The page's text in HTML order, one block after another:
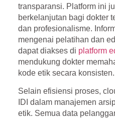
transparansi. Platform ini
berkelanjutan bagi dokter
dan profesionalisme.
mengenai pelatihan dan
dapat diakses di platform
mendukung dokter
kode etik secara konsisten.
Selain efisiensi proses,
IDI dalam manajemen
etik. Semua data